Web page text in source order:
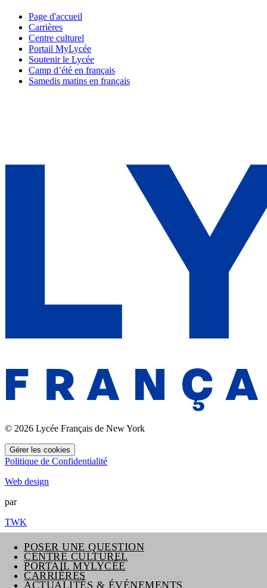
POSER UNE QUESTION
CENTRE CULTUREL
PORTAIL MYLYCÉE
CARRIÈRES
ACTUALITÉS & ÉVÉNEMENTS
S'INSCRIRE
Actualités & événements
Dons
Page d'accueil
Carrières
Centre culturel
Portail MyLycée
Soutenir le Lycée
Camp d’été en français
Samedis matins en français
© 2026 Lycée Français de New York
Gérer les cookies
Politique de Confidentialité
Web design
par
TWK